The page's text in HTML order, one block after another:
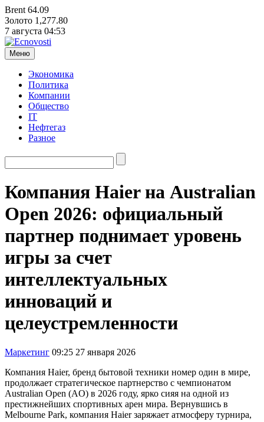
Brent 64.09
Золото 1,277.80
7 августа 04:53
Меню
Экономика
Политика
Компании
Общество
IT
Нефтегаз
Разное
Компания Haier на Australian
Open 2026: официальный
партнер поднимает уровень
игры за счет
интеллектуальных
инноваций и
целеустремленности
Маркетинг 09:25 27 января 2026
Компания Haier, бренд бытовой техники номер один в мире,
продолжает стратегическое партнерство с чемпионатом
Australian Open (AO) в 2026 году, ярко сияя на одной из
престижнейших спортивных арен мира. Вернувшись в
Melbourne Park, компания Haier заряжает атмосферу турнира,